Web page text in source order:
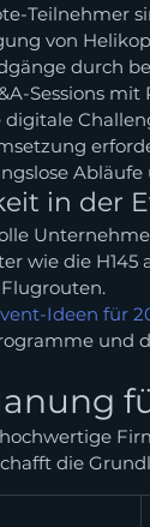
Teilnehmer
von
durch
Sessions
in der
wie die
Ideen für
und
die